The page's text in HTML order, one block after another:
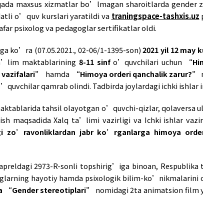
“Oilaviy zo’ravonlikdan aziyat
tushkunlikdan chiqish hamda
aziyat chekkan ayollarga ijtimoiy-
yo’naltirish va psixologik-pedagogik
ularni aniqlash hamda ularga chek
dastur” yuzasidan viloyat xalq
ijrosi bo’yicha doimiy monitoring olib
quvvatlash tadbirlari amalga oshirildi.
jarayonida faol ishtirok etildi.